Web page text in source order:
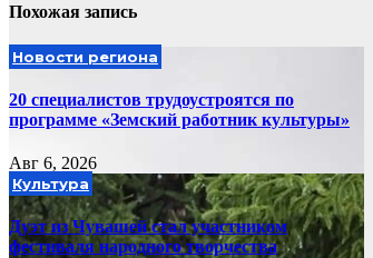
Похожая запись
Новости региона
20 специалистов трудоустроятся по
программе «Земский работник культуры»
Авг 6, 2026
Культура
Дуэт из Чувашей стал участником
фестиваля народного творчества